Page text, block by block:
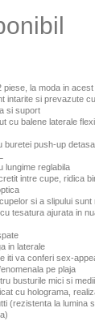
piese, la moda in
intarite si prevazute
si suport
cu balene laterale
buretei push-up
lungime reglabila
intre cupe, ridica
si a slipului sunt
tesatura ajurata in
in laterale
iti va conferi sex-
pe plaja
busturile mici si medii
cu holograma,
(rezistenta la lumina